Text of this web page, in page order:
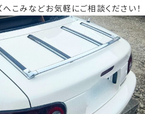
: こみなどお気軽にご相談ください！